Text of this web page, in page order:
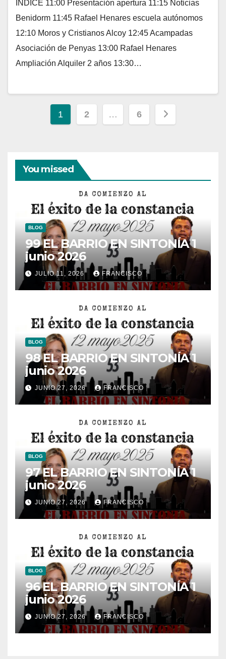
ÍNDICE 11:00 Presentación apertura 11:15 Noticias
Benidorm 11:45 Rafael Henares escuela autónomos
12:10 Moros y Cristianos Alcoy 12:45 Acampadas
Asociación de Penyas 13:00 Rafael Henares
Ampliación Alquiler 2 años 13:30…
Paginación
entradas
1 2 … 6
You missed
BLOG
99 EL BARRIO EN SINTONÍA 1
junio 2026
JULIO 11, 2026 FRANCISCO
BLOG
98 EL BARRIO EN SINTONÍA 1
junio 2026
JUNIO 27, 2026 FRANCISCO
BLOG
97 EL BARRIO EN SINTONÍA 1
junio 2026
JUNIO 27, 2026 FRANCISCO
BLOG
96 EL BARRIO EN SINTONÍA 1
junio 2026
JUNIO 27, 2026 FRANCISCO